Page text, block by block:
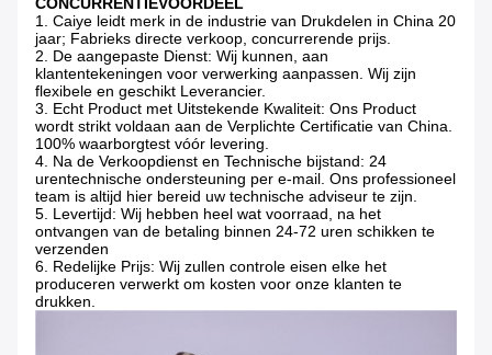
CONCURRENTIEVOORDEEL
1. Caiye leidt merk in de industrie van Drukdelen in China 20
jaar; Fabrieks directe verkoop, concurrerende prijs.
2. De aangepaste Dienst: Wij kunnen, aan
klantentekeningen voor verwerking aanpassen. Wij zijn
flexibele en geschikt Leverancier.
3. Echt Product met Uitstekende Kwaliteit: Ons Product
wordt strikt voldaan aan de Verplichte Certificatie van China.
100% waarborgtest vóór levering.
4. Na de Verkoopdienst en Technische bijstand: 24
urentechnische ondersteuning per e-mail. Ons professioneel
team is altijd hier bereid uw technische adviseur te zijn.
5. Levertijd: Wij hebben heel wat voorraad, na het
ontvangen van de betaling binnen 24-72 uren schikken te
verzenden
6. Redelijke Prijs: Wij zullen controle eisen elke het
produceren verwerkt om kosten voor onze klanten te
drukken.